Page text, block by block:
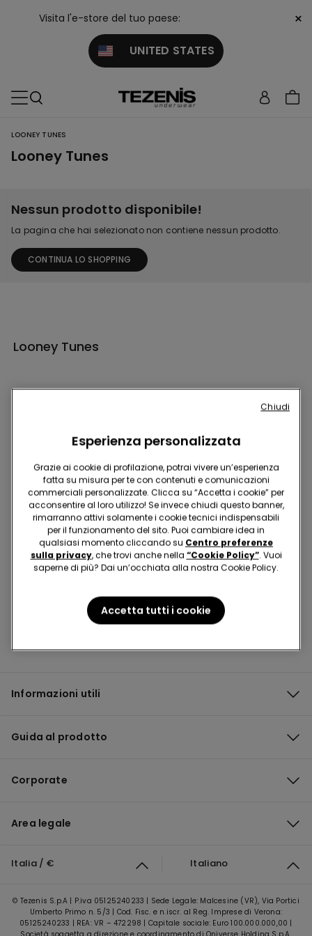
Visita l'e-store del tuo paese:
UNITED STATES
×
LOONEY TUNES
Looney Tunes
Nessun prodotto disponibile!
La pagina che hai selezionato non contiene nessun prodotto.
CONTINUA LO SHOPPING
Looney Tunes
Hey! Diventa uno di noi, iscriviti alla newsletter
Trova negozio
Informazioni utili
Guida al prodotto
Corporate
Area legale
Italia / € Italiano
© Tezenis S.p.A | P.iva 05125240233 | Sede Legale: Malcesine (VR), Via Portici
Umberto Primo n. 5/3 | Cod. Fisc. e n.iscr. al Reg. Imprese di Verona:
05125240233 | REA: VR – 472298 | Capitale sociale: Euro 100.000.000,00 |
Società soggetta a direzione e coordinamento di Oniverse Holding S.p.A.
Esperienza personalizzata
Grazie ai cookie di profilazione, potrai vivere un’esperienza
fatta su misura per te con contenuti e comunicazioni
commerciali personalizzate. Clicca su “Accetta i cookie” per
acconsentire al loro utilizzo! Se invece chiudi questo banner,
rimarranno attivi solamente i cookie tecnici indispensabili
per il funzionamento del sito. Puoi cambiare idea in
qualsiasi momento cliccando su Centro preferenze
sulla privacy, che trovi anche nella “Cookie Policy”. Vuoi
saperne di più? Dai un’occhiata alla nostra Cookie Policy.
Accetta tutti i cookie
Chiudi